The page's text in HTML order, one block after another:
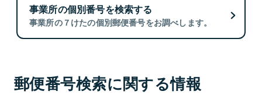
事業所の個別番号を検索する
事業所の７けたの個別郵便番号をお調べします。
郵便番号検索に関する情報